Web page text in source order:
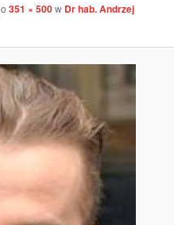
o351 × 500w Dr hab. Andrzej